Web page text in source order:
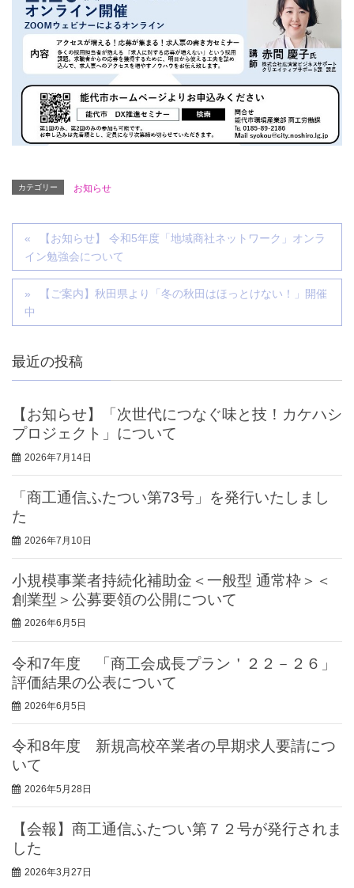
カテゴリー お知らせ
【お知らせ】 令和5年度「地域商社ネットワーク」オンラ
イン勉強会について
【ご案内】秋田県より「冬の秋田はほっとけない！」開催
中
最近の投稿
【お知らせ】「次世代につなぐ味と技！カケハシ
プロジェクト」について
2026年7月14日
「商工通信ふたつい第73号」を発行いたしまし
た
2026年7月10日
小規模事業者持続化補助金＜一般型 通常枠＞＜
創業型＞公募要領の公開について
2026年6月5日
令和7年度 「商工会成長プラン＇２２－２６」
評価結果の公表について
2026年6月5日
令和8年度 新規高校卒業者の早期求人要請につ
いて
2026年5月28日
【会報】商工通信ふたつい第７２号が発行されま
した
2026年3月27日